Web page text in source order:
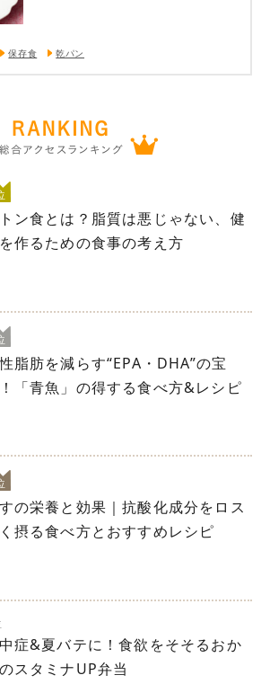
保存食 乾パン
ン食とは？脂質は悪じゃない、健
作るための食事の考え方
脂肪を減らす“EPA・DHA”の宝
「青魚」の得する食べ方&レシピ
の栄養と効果｜抗酸化成分をロス
摂る食べ方とおすすめレシピ
症&夏バテに！食欲をそそるおか
スタミナUP弁当